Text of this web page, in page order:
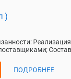
)
ПОДРОБНЕЕ